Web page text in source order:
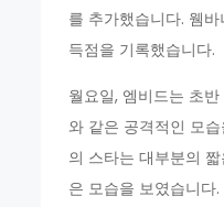
를 추가했습니다. 웸
득점을 기록했습니다.
월요일, 엠비드는 초
와 같은 공격적인 모
의 스타는 대부분의
은 모습을 보였습니다